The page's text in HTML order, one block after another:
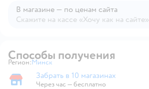
В магазине — по ценам сайта
Скажите на кассе «Хочу как на сайте»
Способы получения
Регион: Выбор адреса доставки.
Минск
Забрать в магазине
Забрать в 10 магазинах
Через час — бесплатно